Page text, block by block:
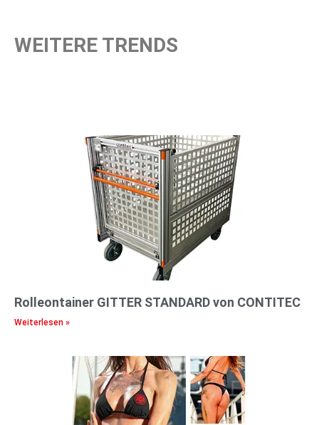
WEITERE TRENDS
Rolleontainer GITTER STANDARD von CONTITEC
Weiterlesen »